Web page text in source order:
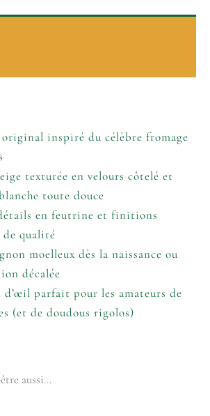
inspiré du célèbre fromage
texturée en velours côtelé et
toute douce
en feutrine et finitions
de qualité
moelleux dès la naissance ou
décalée
parfait pour les amateurs de
(et de doudous rigolos)
aussi…